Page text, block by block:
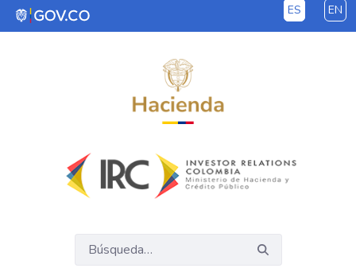
Saltar al contenido principal ES EN